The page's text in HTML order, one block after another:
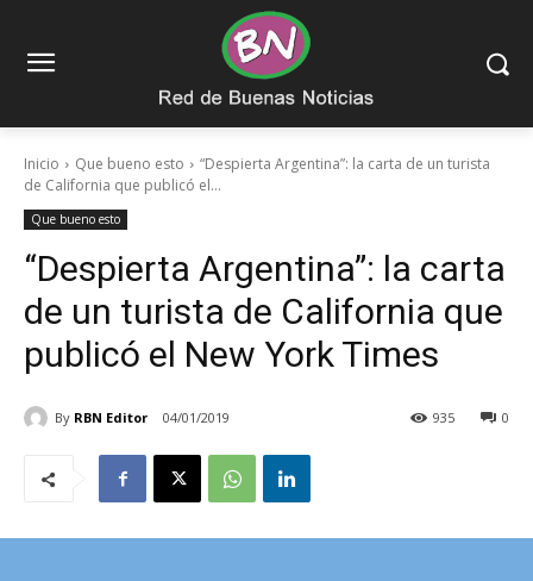
Inicio Que bueno esto
“Despierta Argentina”: la carta de un turista
de California que publicó el...
Que bueno esto
“Despierta Argentina”: la carta
de un turista de California que
publicó el New York Times
By RBN Editor 04/01/2019 0
935